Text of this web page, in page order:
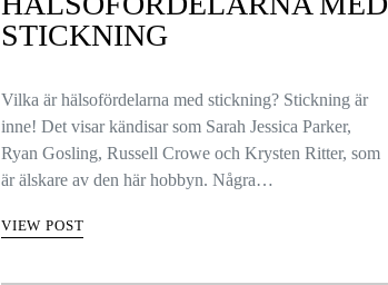
STICKNING
Vilka är hälsofördelarna med stickning? Stickning är
inne! Det visar kändisar som Sarah Jessica Parker,
Ryan Gosling, Russell Crowe och Krysten Ritter, som
är älskare av den här hobbyn. Några…
VIEW POST